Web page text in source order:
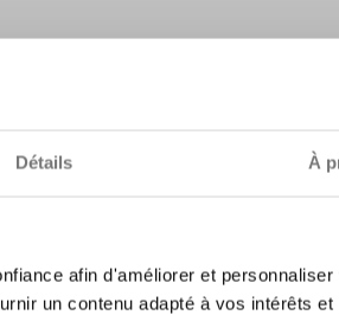
Détails À
afin d'améliorer et
un contenu adapté à vos intérêts et